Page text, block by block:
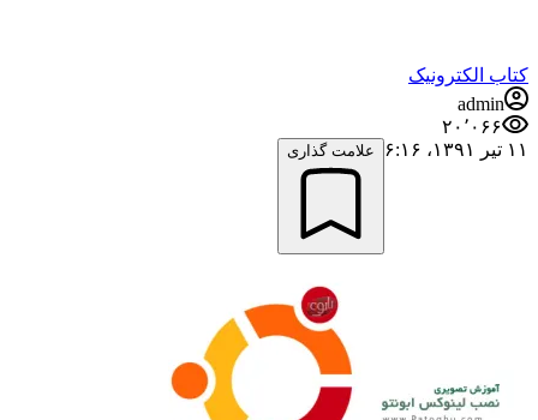
کتاب الکترونیک
admin
۲۰٬۰۶۶
۱۱ تیر ۱۳۹۱،‏ ۶:۱۶
علامت گذاری